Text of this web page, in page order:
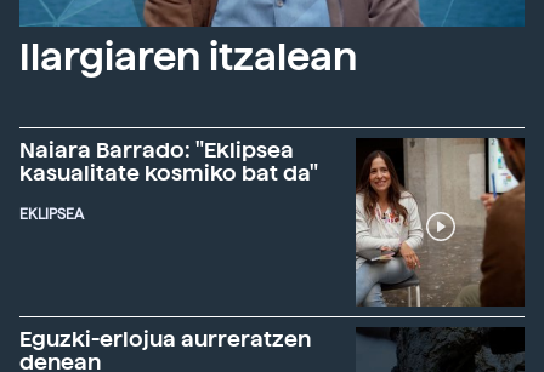
Ilargiaren itzalean
Naiara Barrado: "Eklipsea
kasualitate kosmiko bat da"
EKLIPSEA
Eguzki-erlojua aurreratzen
denean